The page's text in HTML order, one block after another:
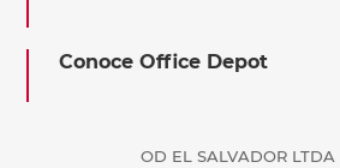
Conoce Office Depot
OD EL SALVADOR LTDA